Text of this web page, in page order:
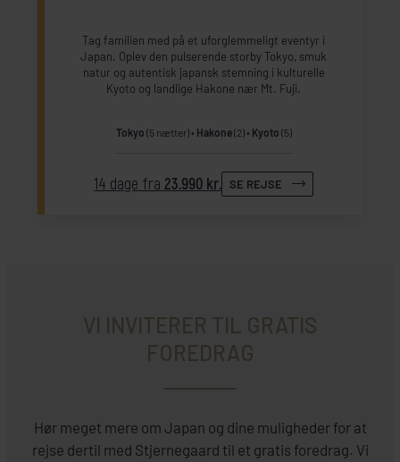
Tag familien med på et uforglemmeligt eventyr i
Japan. Oplev den pulserende storby Tokyo, smuk
natur og autentisk japansk stemning i kulturelle
Kyoto og landlige Hakone nær Mt. Fuji.
Tokyo (5 nætter) Hakone(2) Kyoto (5)
14 dage fra23.990 kr. SE REJSE
VI INVITERER TIL GRATIS
FOREDRAG
Hør meget mere om Japan og dine muligheder for at
rejse dertil med Stjernegaard til et gratis foredrag. Vi